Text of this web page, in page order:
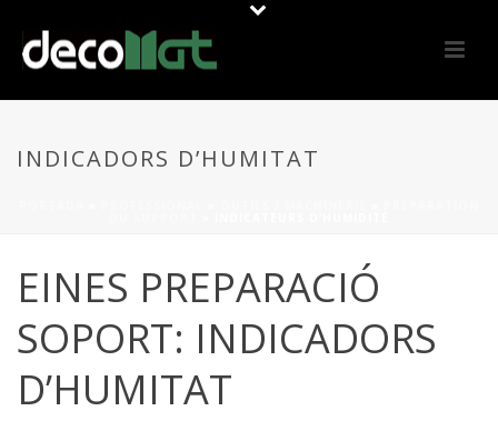
INDICADORS D’HUMITAT
EINES PREPARACIÓ
SOPORT: INDICADORS
D’HUMITAT